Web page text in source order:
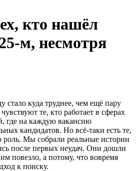
кто нашёл
м, несмотря
стало куда труднее, чем ещё пару
те, кто работает в сферах
где на каждую вакансию
кандидатов. Но всё-таки есть те,
роль. Мы собрали реальные истории
после первых неудач. Они дошли
повезло, а потому, что вовремя
к поиску.